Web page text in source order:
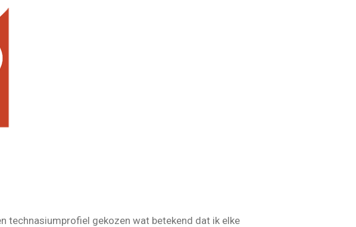
technasiumprofiel gekozen wat betekend dat ik elke